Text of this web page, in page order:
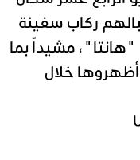
ركاب سفينة
مشيداً بما
أظهروها خلال